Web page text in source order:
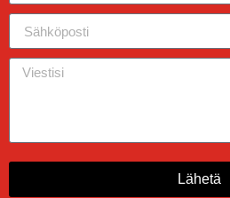
Lähetä